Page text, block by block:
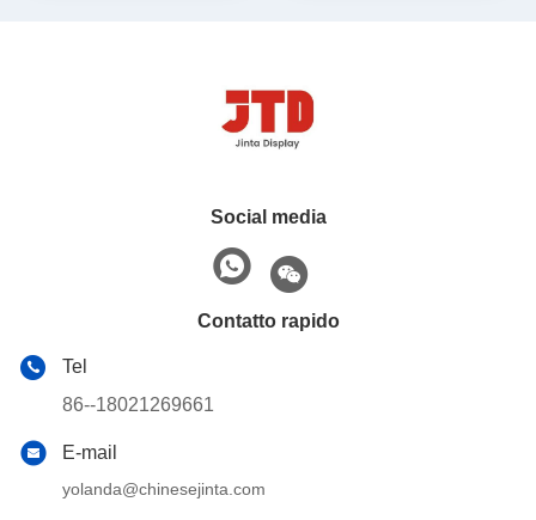
Social media
Contatto rapido
Tel
86--18021269661
E-mail
yolanda@chinesejinta.com